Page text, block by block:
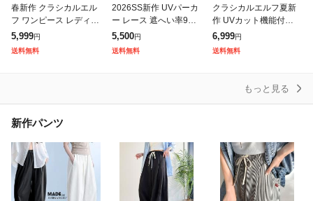
春新作 クラシカルエル
フ ワンピース レディー
ス 前後 2way レトロ レ
ース ジャンパースカー
ト 大きいサイズ ゆった
5,999円
送料無料
2026SS新作 UVパーカ
ー レース 遮へい率99.
4% レディース 接触冷
感 一部8月下旬入荷 ア
ウター 涼しい UVカッ
5,500円
送料無料
クラシカルエルフ夏新
作 UVカット機能付き
ワンピース 半袖 レディ
ース 体型カバー オーバ
ーサイズ ワッフル ポロ
6,999円
送料無料
もっと見る
新作パンツ